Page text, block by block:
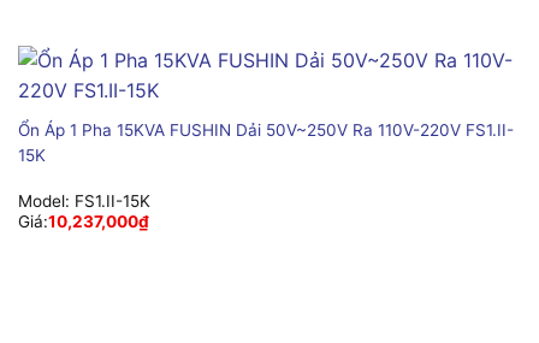
Ổn Áp 1 Pha 15KVA FUSHIN Dải 50V~250V Ra 110V-220V FS1.II-
15K
Model: FS1.II-15K
Giá:10,237,000₫